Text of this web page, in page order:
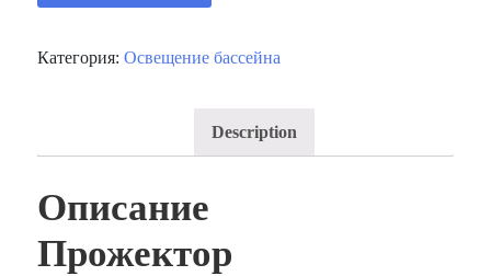
Категория:Освещение бассейна
Description
Описание
Прожектор